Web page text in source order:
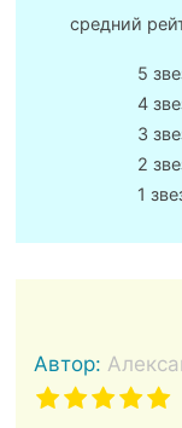
средний
5
4
3
2
1
Автор: